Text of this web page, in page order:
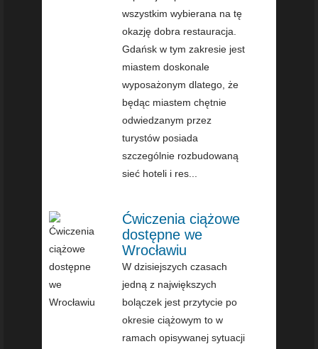
wszystkim wybierana na tę
okazję dobra restauracja.
Gdańsk w tym zakresie jest
miastem doskonale
wyposażonym dlatego, że
będąc miastem chętnie
odwiedzanym przez
turystów posiada
szczególnie rozbudowaną
sieć hoteli i res...
Ćwiczenia ciążowe
dostępne we
Wrocławiu
W dzisiejszych czasach
jedną z największych
bolączek jest przytycie po
okresie ciążowym to w
ramach opisywanej sytuacji